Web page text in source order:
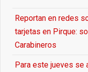
Reportan en redes
tarjetas en Pirque:
Carabineros
Para este jueves se